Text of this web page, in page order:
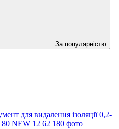
За популярністю